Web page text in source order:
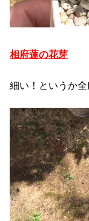
相府蓮の花芽
細い！というか全